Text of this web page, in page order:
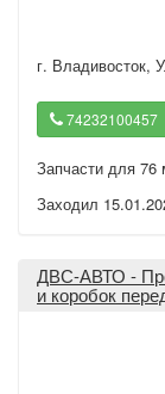
г. Владивосток,
74232100457
Запчасти для 76
Заходил
ДВС-АВТО -
и коробок